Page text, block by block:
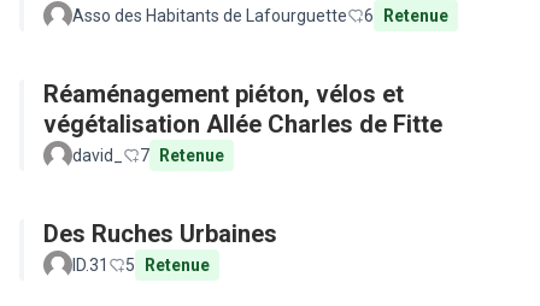
Asso des Habitants de Lafourguette 6 Retenue
Réaménagement piéton, vélos et
végétalisation Allée Charles de Fitte
david_ 7 Retenue
Des Ruches Urbaines
ID.31 5 Retenue